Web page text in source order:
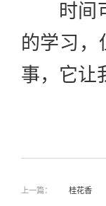
时间
的学习，
事，它让
上一篇： 桂花香